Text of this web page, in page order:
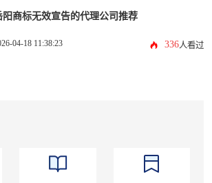
阳商标无效宣告的代理公司推荐
04-18 11:38:23 336人看过